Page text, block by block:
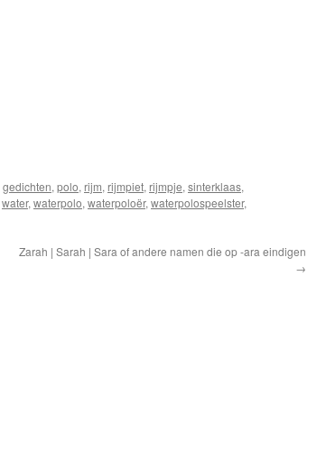
gedichten, polo, rijm, rijmpiet, rijmpje, sinterklaas,
water, waterpolo, waterpoloër, waterpolospeelster,
Zarah | Sarah | Sara of andere namen die op -ara eindigen
→